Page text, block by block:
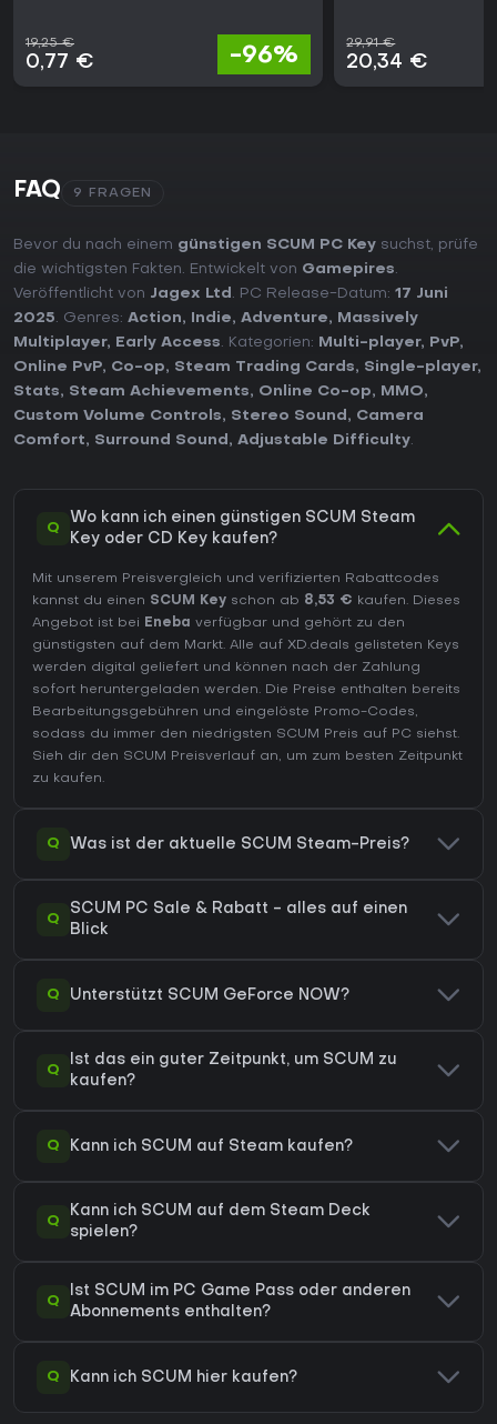
19,25 €
0,77 € -96%
29,91 €
20,34 €
FAQ 9 FRAGEN
Bevor du nach einem günstigen SCUM PC Key suchst, prüfe
die wichtigsten Fakten. Entwickelt von Gamepires.
Veröffentlicht von Jagex Ltd . PC Release-Datum: 17 Juni
2025. Genres: Action, Indie, Adventure,
Massively
Multiplayer, Early Access. Kategorien: Multi-player, PvP,
Online PvP, Co-op, Steam Trading Cards, Single-player,
Stats, Steam Achievements, Online Co-op, MMO,
Custom Volume Controls, Stereo Sound , Camera
Comfort, Surround Sound , Adjustable Difficulty.
Q
Wo kann ich einen günstigen SCUM Steam
Key oder CD Key kaufen?
Mit unserem Preisvergleich und verifizierten Rabattcodes
kannst du einen SCUM Key schon ab 8,53 € kaufen. Dieses
Angebot ist bei Eneba verfügbar und gehört zu den
günstigsten auf dem Markt. Alle auf XD.deals gelisteten Keys
werden digital geliefert und können nach der Zahlung
sofort heruntergeladen werden. Die Preise enthalten bereits
Bearbeitungsgebühren und eingelöste Promo-Codes,
sodass du immer den niedrigsten SCUM Preis auf PC siehst.
Sieh dir den SCUM Preisverlauf an, um zum besten Zeitpunkt
zu kaufen.
Q Was ist der aktuelle SCUM Steam-Preis?
Q
SCUM PC Sale & Rabatt - alles auf einen
Blick
Q Unterstützt SCUM GeForce NOW?
Q
Ist das ein guter Zeitpunkt, um SCUM zu
kaufen?
Q Kann ich SCUM auf Steam kaufen?
Q
Kann ich SCUM auf dem Steam Deck
spielen?
Q
Ist SCUM im PC Game Pass oder anderen
Abonnements enthalten?
Q Kann ich SCUM hier kaufen?